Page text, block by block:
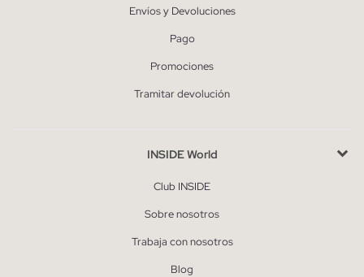
Envíos y Devoluciones
Pago
Promociones
Tramitar devolución
INSIDE World
Club INSIDE
Sobre nosotros
Trabaja con nosotros
Blog